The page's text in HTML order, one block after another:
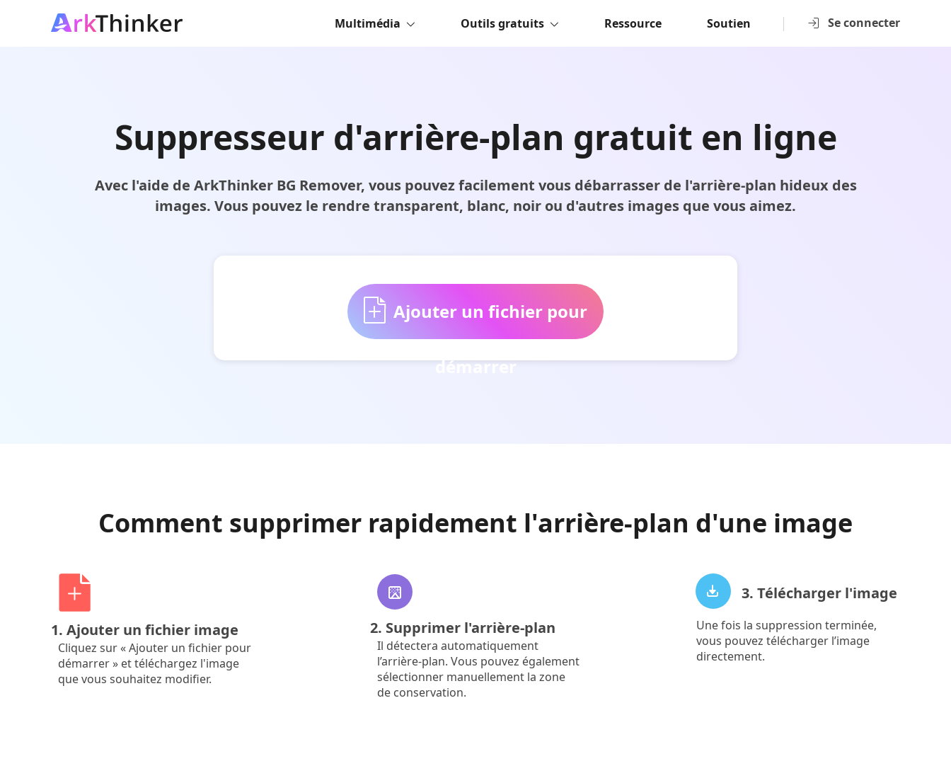
Se connecter
Multimédia Outils gratuits Ressource Soutien
Suppresseur d'arrière-plan gratuit en ligne
Avec l'aide de ArkThinker BG Remover, vous pouvez facilement vous débarrasser de l'arrière-plan hideux des
images. Vous pouvez le rendre transparent, blanc, noir ou d'autres images que vous aimez.
Ajouter un fichier pour
démarrer
Comment supprimer rapidement l'arrière-plan d'une image
1. Ajouter un fichier image
Cliquez sur « Ajouter un fichier pour
démarrer » et téléchargez l'image
que vous souhaitez modifier.
2. Supprimer l'arrière-plan
Il détectera automatiquement
l’arrière-plan. Vous pouvez également
sélectionner manuellement la zone
de conservation.
3. Télécharger l'image
Une fois la suppression terminée,
vous pouvez télécharger l’image
directement.